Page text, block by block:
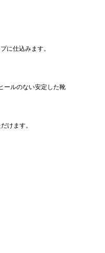
に仕込みます。
ールのない安定した靴
けます。